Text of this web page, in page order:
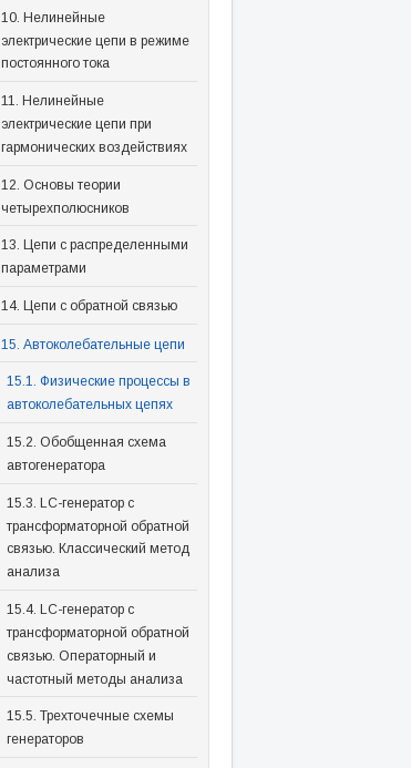
10. Нелинейные
электрические цепи в режиме
постоянного тока
11. Нелинейные
электрические цепи при
гармонических воздействиях
12. Основы теории
четырехполюсников
13. Цепи с распределенными
параметрами
14. Цепи с обратной связью
15. Автоколебательные цепи
15.1. Физические процессы в
автоколебательных цепях
15.2. Обобщенная схема
автогенератора
15.3. LC-генератор с
трансформаторной обратной
связью. Классический метод
анализа
15.4. LC-генератор с
трансформаторной обратной
связью. Операторный и
частотный методы анализа
15.5. Трехточечные схемы
генераторов